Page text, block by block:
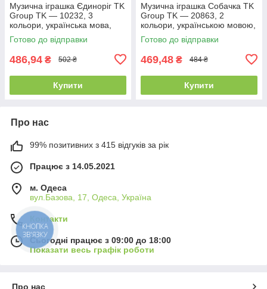
Музична іграшка Єдиноріг TK
Group TK — 10232, 3
кольори, українська мова,
звук, підсвітка
Готово до відправки
486,94 ₴ 502 ₴
Купити
Музична іграшка Собачка TK
Group TK — 20863, 2
кольори, українською мовою,
батарейками
Готово до відправки
469,48 ₴ 484 ₴
Купити
Про нас
99% позитивних з 415 відгуків за рік
Працює з 14.05.2021
м. Одеса
вул.Базова, 17, Одеса, Україна
Контакти
Сьогодні працює з 09:00 до 18:00
Показати весь графік роботи
Про нас
КНОПКА
ЗВ'ЯЗКУ